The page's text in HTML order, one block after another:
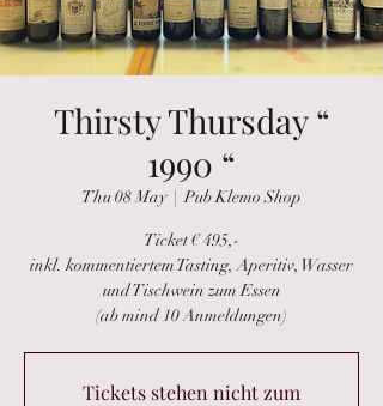
Thirsty Thursday “
1990 “
Thu 08 May
  |
Pub Klemo Shop
Ticket € 495,-
inkl. kommentiertem Tasting, Aperitiv, Wasser
und Tischwein zum Essen
(ab mind 10 Anmeldungen)
Tickets stehen nicht zum